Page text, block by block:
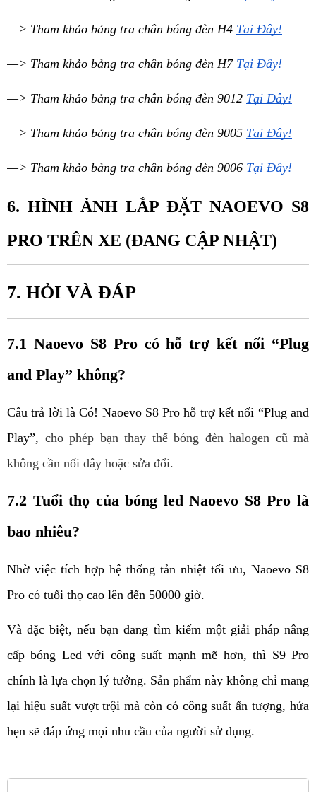
—> Tham khảo bảng tra chân bóng đèn H4 Tại Đây!
—> Tham khảo bảng tra chân bóng đèn H7 Tại Đây!
—> Tham khảo bảng tra chân bóng đèn 9012 Tại Đây!
—> Tham khảo bảng tra chân bóng đèn 9005 Tại Đây!
—> Tham khảo bảng tra chân bóng đèn 9006 Tại Đây!
6. HÌNH ẢNH LẮP ĐẶT NAOEVO S8
PRO TRÊN XE (ĐANG CẬP NHẬT)
7. HỎI VÀ ĐÁP
7.1 Naoevo S8 Pro có hỗ trợ kết nối “Plug
and Play” không?
Câu trả lời là Có! Naoevo S8 Pro hỗ trợ kết nối “Plug and
Play”, cho phép bạn thay thế bóng đèn halogen cũ mà
không cần nối dây hoặc sửa đổi.
7.2 Tuổi thọ của bóng led Naoevo S8 Pro là
bao nhiêu?
Nhờ việc tích hợp hệ thống tản nhiệt tối ưu, Naoevo S8
Pro có tuổi thọ cao lên đến 50000 giờ.
Và đặc biệt, nếu bạn đang tìm kiếm một giải pháp nâng
cấp bóng Led với công suất mạnh mẽ hơn, thì S9 Pro
chính là lựa chọn lý tưởng. Sản phẩm này không chỉ mang
lại hiệu suất vượt trội mà còn có công suất ấn tượng, hứa
hẹn sẽ đáp ứng mọi nhu cầu của người sử dụng.